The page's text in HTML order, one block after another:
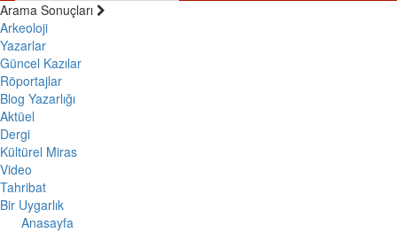
Arama Sonuçları
Arkeoloji
Yazarlar
Güncel Kazılar
Röportajlar
Blog Yazarlığı
Aktüel
Dergi
Kültürel Miras
Video
Tahribat
Bir Uygarlık
Anasayfa